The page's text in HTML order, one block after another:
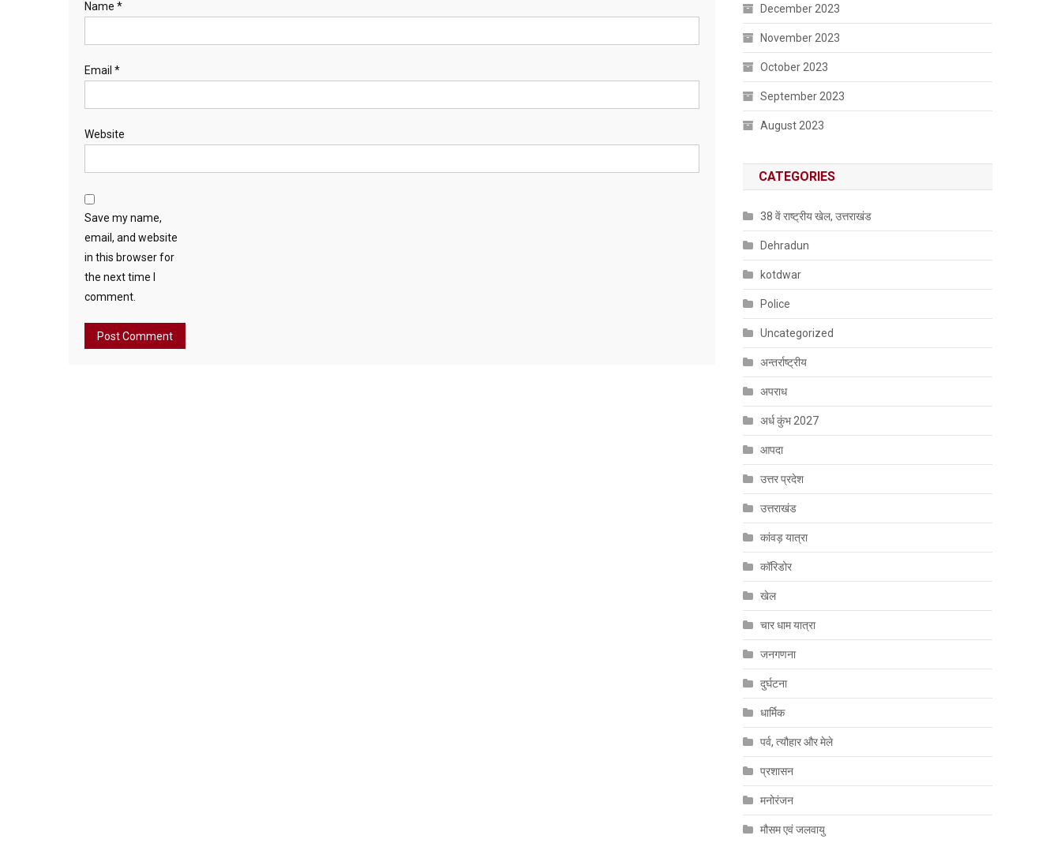
Name *
Email *
Website
Save my name,
email, and website
in this browser for
the next time I
comment.
December 2023
November 2023
October 2023
September 2023
August 2023
CATEGORIES
38 वें राष्ट्रीय खेल, उत्तराखंड
Dehradun
kotdwar
Police
Uncategorized
अन्तर्राष्ट्रीय
अपराध
अर्ध कुंभ 2027
आपदा
उत्तर प्रदेश
उत्तराखंड
कांवड़ यात्रा
कॉरिडोर
खेल
चार धाम यात्रा
जनगणना
दुर्घटना
धार्मिक
पर्व, त्यौहार और मेले
प्रशासन
मनोरंजन
मौसम एवं जलवायु